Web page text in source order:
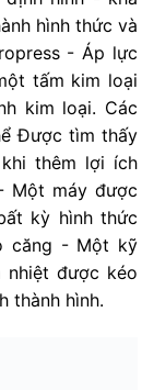
hình thức và
- Áp lực
tấm kim loại
kim loại. Các
Được tìm thấy
thêm lợi ích
Một máy được
kỳ hình thức
căng - Một kỹ
được kéo
thành hình.